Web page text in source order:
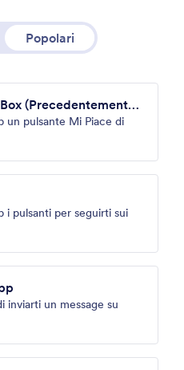
Popolari
(Precedentemente
un pulsante Mi Piace di
i pulsanti per seguirti sui
inviarti un message su